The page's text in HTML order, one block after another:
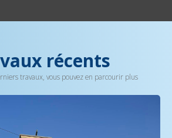
récents
travaux, vous pouvez en parcourir plus